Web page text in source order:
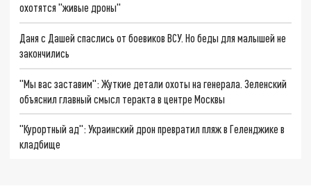
охотятся "живые дроны"
Даня с Дашей спаслись от боевиков ВСУ. Но беды для малышей не
закончились
"Мы вас заставим": Жуткие детали охоты на генерала. Зеленский
объяснил главный смысл теракта в центре Москвы
"Курортный ад": Украинский дрон превратил пляж в Геленджике в
кладбище